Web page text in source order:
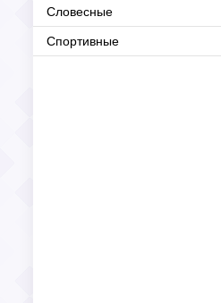
Словесные
Спортивные